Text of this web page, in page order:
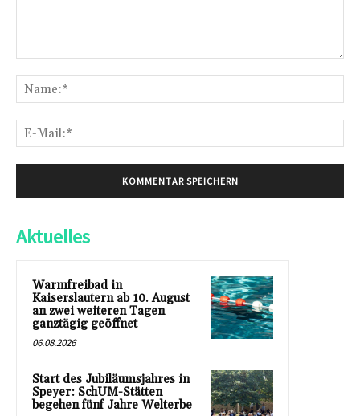
Aktuelles
Warmfreibad in
Kaiserslautern ab 10. August
an zwei weiteren Tagen
ganztägig geöffnet
06.08.2026
Start des Jubiläumsjahres in
Speyer: SchUM-Stätten
begehen fünf Jahre Welterbe